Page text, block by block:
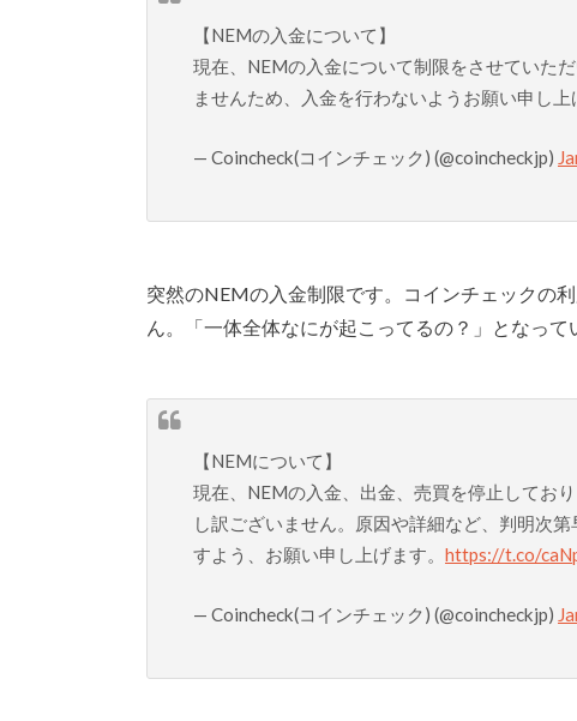
【NEMの入金について】
現在、NEMの入金について制限をさせていた
ませんため、入金を行わないようお願い申し上
— Coincheck(コインチェック) (@coincheckjp)
突然のNEMの入金制限です。コインチェックの
ん。「一体全体なにが起こってるの？」となって
【NEMについて】
現在、NEMの入金、出金、売買を停止してお
し訳ございません。原因や詳細など、判明次
すよう、お願い申し上げます。 https://t.co/
— Coincheck(コインチェック) (@coincheckjp)